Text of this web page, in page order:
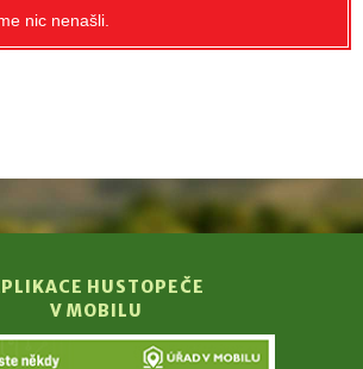
nic nenašli.
HUSTOPEČE
V MOBILU